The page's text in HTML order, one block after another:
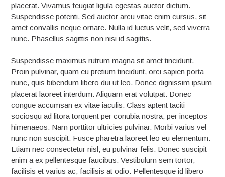
placerat. Vivamus feugiat ligula egestas auctor dictum.
Suspendisse potenti. Sed auctor arcu vitae enim cursus, sit
amet convallis neque ornare. Nulla id luctus velit, sed viverra
nunc. Phasellus sagittis non nisi id sagittis.
Suspendisse maximus rutrum magna sit amet tincidunt.
Proin pulvinar, quam eu pretium tincidunt, orci sapien porta
nunc, quis bibendum libero dui ut leo. Donec dignissim ipsum
placerat laoreet interdum. Aliquam erat volutpat. Donec
congue accumsan ex vitae iaculis. Class aptent taciti
sociosqu ad litora torquent per conubia nostra, per inceptos
himenaeos. Nam porttitor ultricies pulvinar. Morbi varius vel
nunc non suscipit. Fusce pharetra laoreet leo eu elementum.
Etiam nec consectetur nisl, eu pulvinar felis. Donec suscipit
enim a ex pellentesque faucibus. Vestibulum sem tortor,
facilisis et varius ac, facilisis at odio. Pellentesque id libero